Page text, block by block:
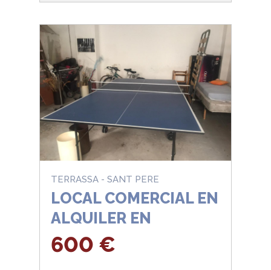
TERRASSA - SANT PERE
LOCAL COMERCIAL EN
ALQUILER EN
TERRASSA
600 €